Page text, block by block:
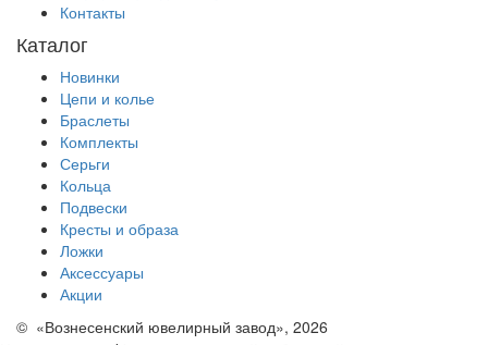
Контакты
Каталог
Новинки
Цепи и колье
Браслеты
Комплекты
Серьги
Кольца
Подвески
Кресты и образа
Ложки
Аксессуары
Акции
© «Вознесенский ювелирный завод», 2026